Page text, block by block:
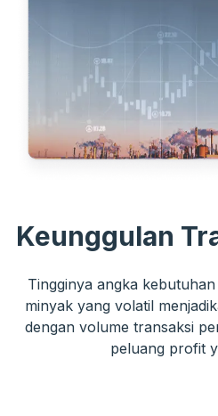
Keunggulan
Tingginya angka
minyak yang volatil
dengan volume transaksi
peluang profit